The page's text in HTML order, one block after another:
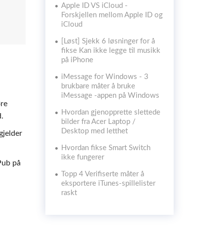
på
Apple ID VS iCloud -
Forskjellen mellom Apple ID og
iCloud
[Løst] Sjekk 6 løsninger for å
fikse Kan ikke legge til musikk
på iPhone
iMessage for Windows - 3
brukbare måter å bruke
iMessage -appen på Windows
Hvordan gjenopprette slettede
bilder fra Acer Laptop /
Desktop med letthet
Hvordan fikse Smart Switch
ikke fungerer
Topp 4 Verifiserte måter å
eksportere iTunes-spillelister
raskt